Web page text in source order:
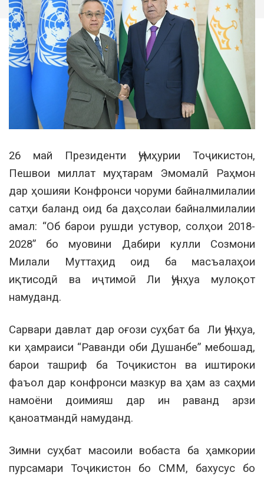
26 май Президенти Ҷумҳурии Тоҷикистон,
Пешвои миллат муҳтарам Эмомалӣ Раҳмон
дар ҳошияи Конфронси чоруми байналмилалии
сатҳи баланд оид ба даҳсолаи байналмилалии
амал: “Об барои рушди устувор, солҳои 2018-
2028” бо муовини Дабири кулли Созмони
Милали Муттаҳид оид ба масъалаҳои
иқтисодӣ ва иҷтимоӣ Ли Ҷунҳуа мулоқот
намуданд.
Сарвари давлат дар оғози суҳбат ба Ли Ҷунҳуа,
ки ҳамраиси “Раванди оби Душанбе” мебошад,
барои ташриф ба Тоҷикистон ва иштироки
фаъол дар конфронси мазкур ва ҳам аз саҳми
намоёни доимияш дар ин раванд арзи
қаноатмандӣ намуданд.
Зимни суҳбат масоили вобаста ба ҳамкории
пурсамари Тоҷикистон бо СММ, бахусус бо